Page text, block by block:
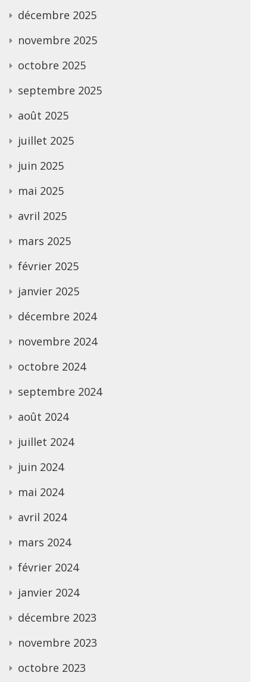
décembre 2025
novembre 2025
octobre 2025
septembre 2025
août 2025
juillet 2025
juin 2025
mai 2025
avril 2025
mars 2025
février 2025
janvier 2025
décembre 2024
novembre 2024
octobre 2024
septembre 2024
août 2024
juillet 2024
juin 2024
mai 2024
avril 2024
mars 2024
février 2024
janvier 2024
décembre 2023
novembre 2023
octobre 2023